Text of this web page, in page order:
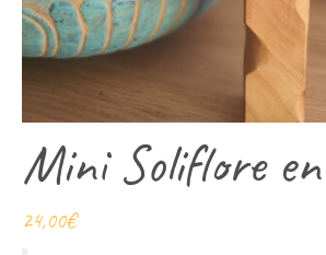
Mini Soliflore
24,00€